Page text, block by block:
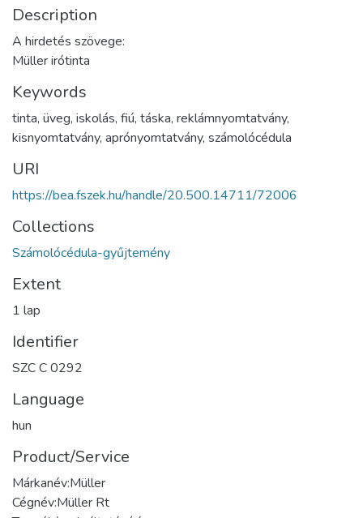
Description
A hirdetés szövege:
Müller irótinta
Keywords
tinta, üveg, iskolás, fiú, táska, reklámnyomtatvány,
kisnyomtatvány, aprónyomtatvány, számolócédula
URI
https://bea.fszek.hu/handle/20.500.14711/72006
Collections
Számolócédula-gyűjtemény
Extent
1 lap
Identifier
SZC C 0292
Language
hun
Product/Service
Márkanév:Müller
Cégnév:Müller Rt